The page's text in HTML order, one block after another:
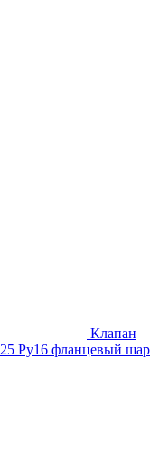
Клапан
Ру16 фланцевый шар